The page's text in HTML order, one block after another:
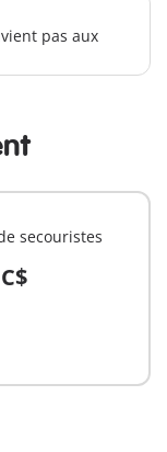
pas aux
secouristes